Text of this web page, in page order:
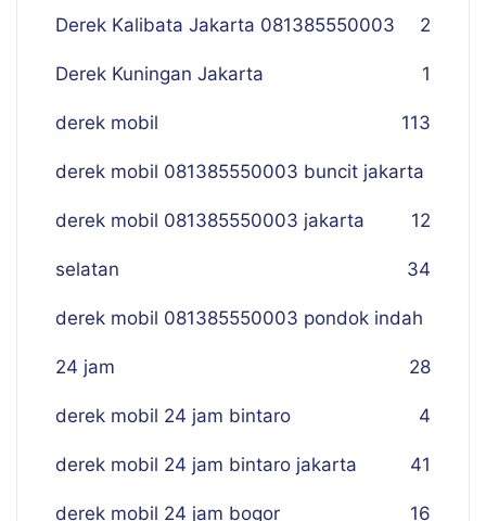
Derek Kalibata Jakarta 081385550003 2
Derek Kuningan Jakarta 1
derek mobil 113
derek mobil 081385550003 buncit jakarta
12
derek mobil 081385550003 jakarta
selatan 34
derek mobil 081385550003 pondok indah
24 jam 28
derek mobil 24 jam bintaro 4
derek mobil 24 jam bintaro jakarta 41
derek mobil 24 jam bogor 16